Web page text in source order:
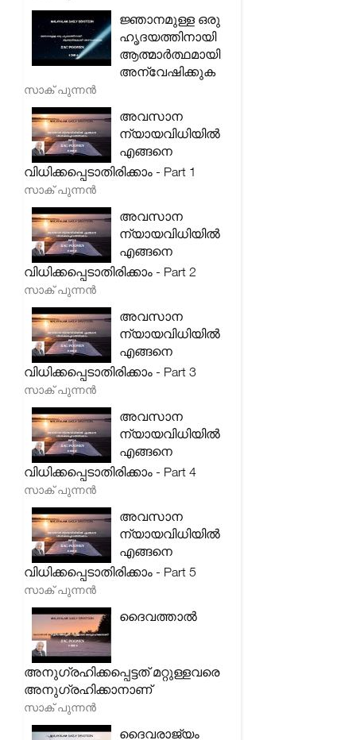
ജ്ഞാനമുള്ള ഒരു
ഹൃദയത്തിനായി
ആത്മാർത്ഥമായി
അന്വേഷിക്കുക
സാക് പുന്നൻ
അവസാന
ന്യായവിധിയിൽ
എങ്ങനെ
വിധിക്കപ്പെടാതിരിക്കാം - Part 1
സാക് പുന്നൻ
അവസാന
ന്യായവിധിയിൽ
എങ്ങനെ
വിധിക്കപ്പെടാതിരിക്കാം - Part 2
സാക് പുന്നൻ
അവസാന
ന്യായവിധിയിൽ
എങ്ങനെ
വിധിക്കപ്പെടാതിരിക്കാം - Part 3
സാക് പുന്നൻ
അവസാന
ന്യായവിധിയിൽ
എങ്ങനെ
വിധിക്കപ്പെടാതിരിക്കാം - Part 4
സാക് പുന്നൻ
അവസാന
ന്യായവിധിയിൽ
എങ്ങനെ
വിധിക്കപ്പെടാതിരിക്കാം - Part 5
സാക് പുന്നൻ
ദൈവത്താൽ
അനുഗ്രഹിക്കപ്പെട്ടത് മറ്റുള്ളവരെ
അനുഗ്രഹിക്കാനാണ്
സാക് പുന്നൻ
ദൈവരാജ്യം